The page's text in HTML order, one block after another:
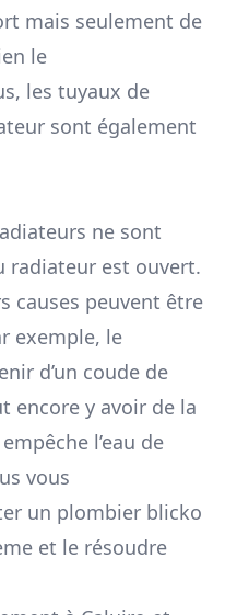
mais seulement de
le
les tuyaux de
sont également
ne sont
radiateur est ouvert.
causes peuvent être
exemple, le
d’un coude de
encore y avoir de la
l’eau de
vous
un plombier blicko
et le résoudre